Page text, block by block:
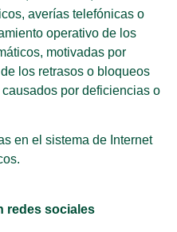
averías telefónicas o
operativo de los
motivadas por
los retrasos o bloqueos
por deficiencias o
en el sistema de Internet
redes sociales